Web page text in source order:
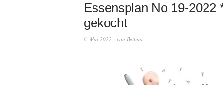
Essensplan No 19-2022
gekocht
6. Mai 2022 von Bettina